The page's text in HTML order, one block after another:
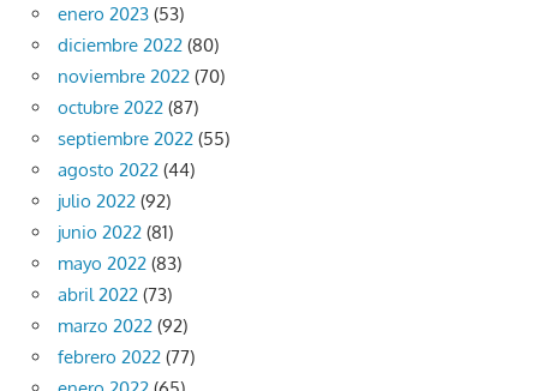
enero 2023 (53)
diciembre 2022 (80)
noviembre 2022 (70)
octubre 2022 (87)
septiembre 2022 (55)
agosto 2022 (44)
julio 2022 (92)
junio 2022 (81)
mayo 2022 (83)
abril 2022 (73)
marzo 2022 (92)
febrero 2022 (77)